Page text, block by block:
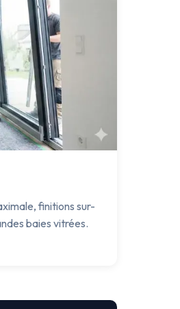
finitions sur-
baies vitrées.